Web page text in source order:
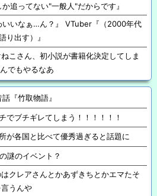
追ってない"一般人"だからです』
いいなぁ…ん？』 VTuber『（2000年代
り出す）』
こさん、初小説が書籍化決定してしま
でもやるなあ
『竹取物語』
でブチギレてしまう！！！！！！
が各国と比べて優秀過ぎると話題に
謎のイベント？
クレアさんとかあずきちとかエマたそ
うんや